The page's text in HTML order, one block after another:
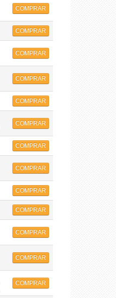
COMPRAR
COMPRAR
COMPRAR
COMPRAR
COMPRAR
COMPRAR
COMPRAR
COMPRAR
COMPRAR
COMPRAR
COMPRAR
COMPRAR
COMPRAR